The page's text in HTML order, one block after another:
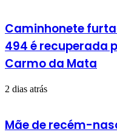
Caminhonete
494 é recuperada
Carmo da Mata
2 dias atrás
Mãe de recém-